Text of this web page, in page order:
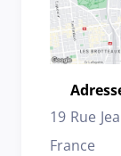
19 Rue
France